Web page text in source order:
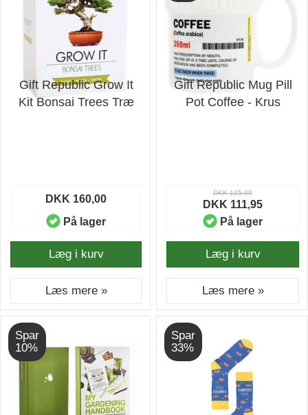
Gift Republic Grow It
Kit Bonsai Trees Træ
DKK 160,00
På lager
Læg i kurv
Læs mere »
Gift Republic Mug Pill
Pot Coffee - Krus
DKK 125,00
DKK 111,95
På lager
Læg i kurv
Læs mere »
Spar
10%
Spar
33%